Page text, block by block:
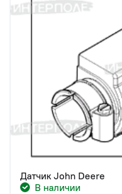
Датчик John Deere
В наличии